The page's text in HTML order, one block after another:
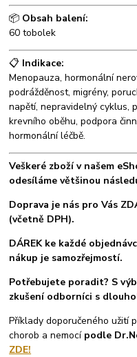
📦 Obsah balení:
60 tobolek
📋 Indikace:
Menopauza, hormonální
podrážděnost, migrény,
napětí, nepravidelný cyklus,
krevního oběhu, podpora
hormonální léčbě.
Veškeré zboží v našem
odesíláme většinou
Doprava je nás pro Vás
(včetně DPH).
DÁREK ke každé
nákup je samozřejmostí.
Potřebujete poradit? S
zkušení odborníci s
Příklady doporučeného užití
chorob a nemocí podle
ZDE!